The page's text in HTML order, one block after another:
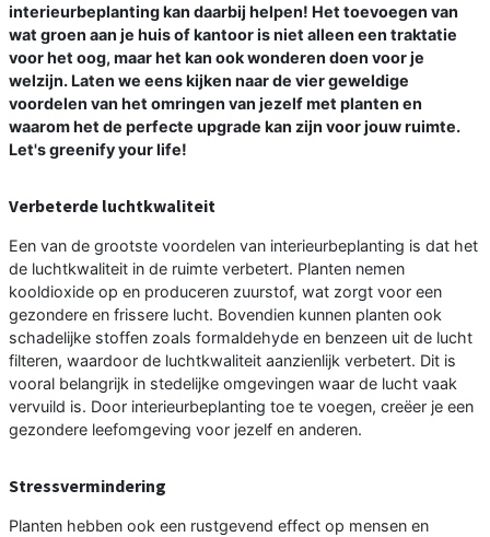
interieurbeplanting kan daarbij helpen! Het toevoegen van
wat groen aan je huis of kantoor is niet alleen een traktatie
voor het oog, maar het kan ook wonderen doen voor je
welzijn. Laten we eens kijken naar de vier geweldige
voordelen van het omringen van jezelf met planten en
waarom het de perfecte upgrade kan zijn voor jouw ruimte.
Let's greenify your life!
Verbeterde luchtkwaliteit
Een van de grootste voordelen van interieurbeplanting is dat het
de luchtkwaliteit in de ruimte verbetert. Planten nemen
kooldioxide op en produceren zuurstof, wat zorgt voor een
gezondere en frissere lucht. Bovendien kunnen planten ook
schadelijke stoffen zoals formaldehyde en benzeen uit de lucht
filteren, waardoor de luchtkwaliteit aanzienlijk verbetert. Dit is
vooral belangrijk in stedelijke omgevingen waar de lucht vaak
vervuild is. Door interieurbeplanting toe te voegen, creëer je een
gezondere leefomgeving voor jezelf en anderen.
Stressvermindering
Planten hebben ook een rustgevend effect op mensen en